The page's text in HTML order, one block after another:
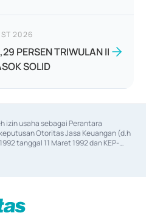
2026
PERSEN TRIWULAN II
SOLID
izin usaha sebagai Perantara
Otoritas Jasa Keuangan (d.h
tanggal 11 Maret 1992 dan KEP-
izin usaha sebagai Penjamin Emisi
Jasa Keuangan Nomor KEP-
Jasa Keuangan Nomor S-
dan beberapa izin usaha lainnya